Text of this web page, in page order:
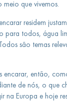
que vivemos.
residem
para todos, água
são temas
encarar, então,
de nós, o que
na Europa e hoje